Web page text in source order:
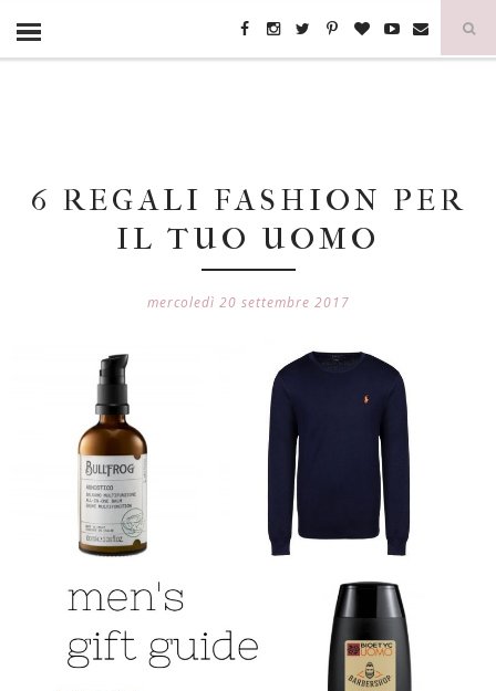
6 REGALI FASHION PER
IL TUO UOMO
mercoledì 20 settembre 2017